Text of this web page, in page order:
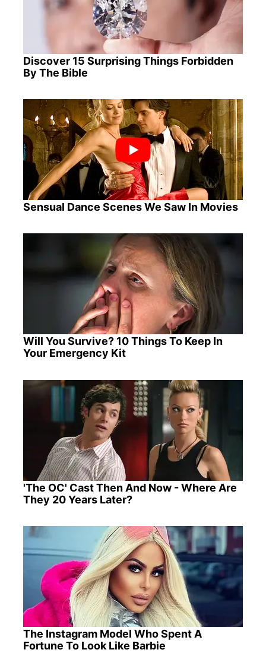
Discover 15 Surprising Things Forbidden
By The Bible
Sensual Dance Scenes We Saw In Movies
Will You Survive? 10 Things To Keep In
Your Emergency Kit
'The OC' Cast Then And Now - Where Are
They 20 Years Later?
The Instagram Model Who Spent A
Fortune To Look Like Barbie